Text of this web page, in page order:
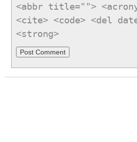
<abbr title="">
<cite> <code> <del
<strong>